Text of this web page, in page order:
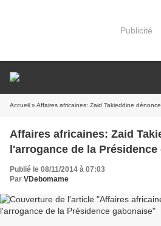
Publicité
Accueil » Affaires africaines: Zaid Takieddine dénonce
Affaires africaines: Zaid
l'arrogance de la
Publié le 08/11/2014 à 07:03
Par VDebomame